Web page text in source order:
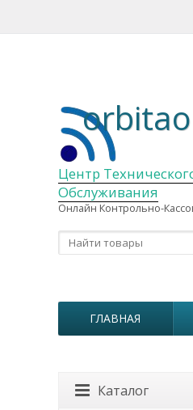
Центр
Обслуживания
Онлайн Контрольно-
ГЛАВНАЯ
Каталог